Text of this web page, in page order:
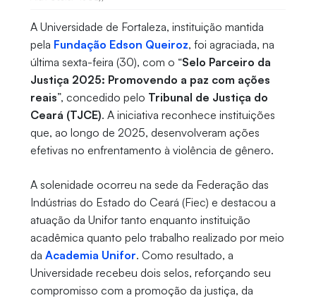
A Universidade de Fortaleza, instituição mantida
pela Fundação Edson Queiroz, foi agraciada, na
última sexta-feira (30), com o “Selo Parceiro da
Justiça 2025: Promovendo a paz com ações
reais”, concedido pelo Tribunal de Justiça do
Ceará (TJCE). A iniciativa reconhece instituições
que, ao longo de 2025, desenvolveram ações
efetivas no enfrentamento à violência de gênero.
A solenidade ocorreu na sede da Federação das
Indústrias do Estado do Ceará (Fiec) e destacou a
atuação da Unifor tanto enquanto instituição
acadêmica quanto pelo trabalho realizado por meio
da Academia Unifor. Como resultado, a
Universidade recebeu dois selos, reforçando seu
compromisso com a promoção da justiça, da